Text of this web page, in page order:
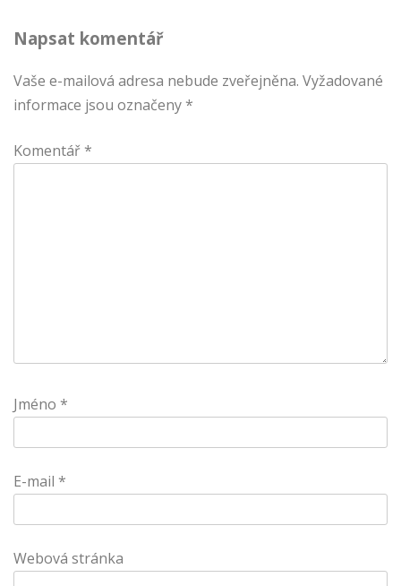
Napsat komentář
Vaše e-mailová adresa nebude zveřejněna. Vyžadované
informace jsou označeny *
Komentář *
Jméno *
E-mail *
Webová stránka